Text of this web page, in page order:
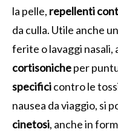
la pelle, repellenti
da culla. Utile anche
ferite o lavaggi nasali,
cortisonicheper
specificicontro le
nausea da viaggio, si
cinetosi, anche in